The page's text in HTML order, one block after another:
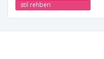
stil rehberi